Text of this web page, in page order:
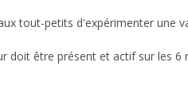
tout-petits d'expérimenter une
être présent et actif sur les 6